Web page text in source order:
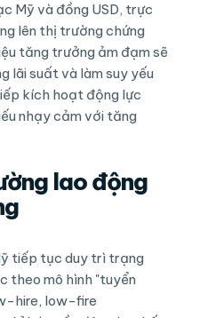
Mỹ và đồng USD, trực
lên thị trường chứng
tăng trưởng ảm đạm sẽ
lãi suất và làm suy yếu
kích hoạt động lực
nhạy cảm với tăng
lao động
tiếp tục duy trì trạng
theo mô hình "tuyển
hire, low-fire